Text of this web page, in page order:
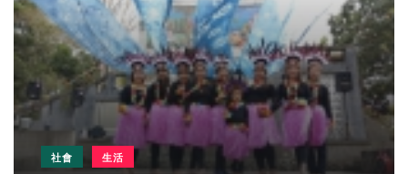
社會 生活